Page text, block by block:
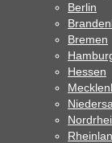
Berlin
Bremen
Hessen